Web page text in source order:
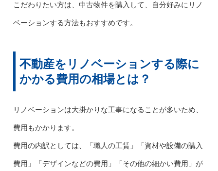
こだわりたい方は、中古物件を購入して、自分好みにリノ
ベーションする方法もおすすめです。
不動産をリノベーションする際に
かかる費用の相場とは？
リノベーションは大掛かりな工事になることが多いため、
費用もかかります。
費用の内訳としては、「職人の工賃」「資材や設備の購入
費用」「デザインなどの費用」「その他の細かい費用」が